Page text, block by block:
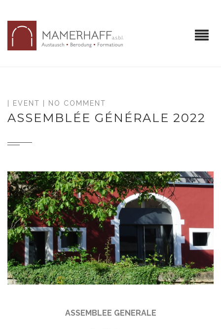
EVENT | NO COMMENT
ASSEMBLÉE GÉNÉRALE 2022
ASSEMBLEE GENERALE